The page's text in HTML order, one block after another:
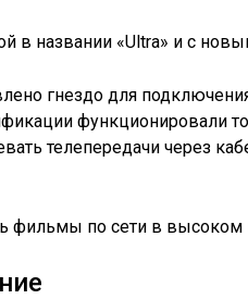
в названии «Ultra» и с
гнездо для
функционировали
телепередачи через
фильмы по сети в высоком